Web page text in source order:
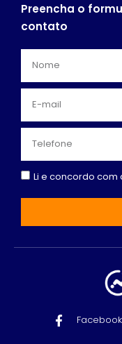
Preencha o
contato
Li e concordo com
Facebook